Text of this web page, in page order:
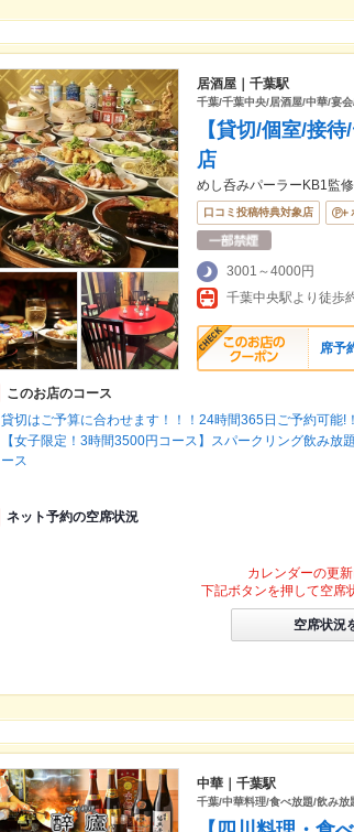
居酒屋｜千葉駅
千葉/千葉中央/居酒屋/中華/宴
【貸切/個室/接
店
めし呑みパーラーKB1監
口コミ投稿特典対象店
3001～4000円
千葉中央駅より徒歩
席予
このお店のコース
貸切はご予算に合わせます！！！24時間365日ご予約可能!！
【女子限定！3時間3500円コース】スパークリング飲み放
ース
ネット予約の空席状況
カレンダーの更
下記ボタンを押して空席
空席状況
中華｜千葉駅
千葉/中華料理/食べ放題/飲み